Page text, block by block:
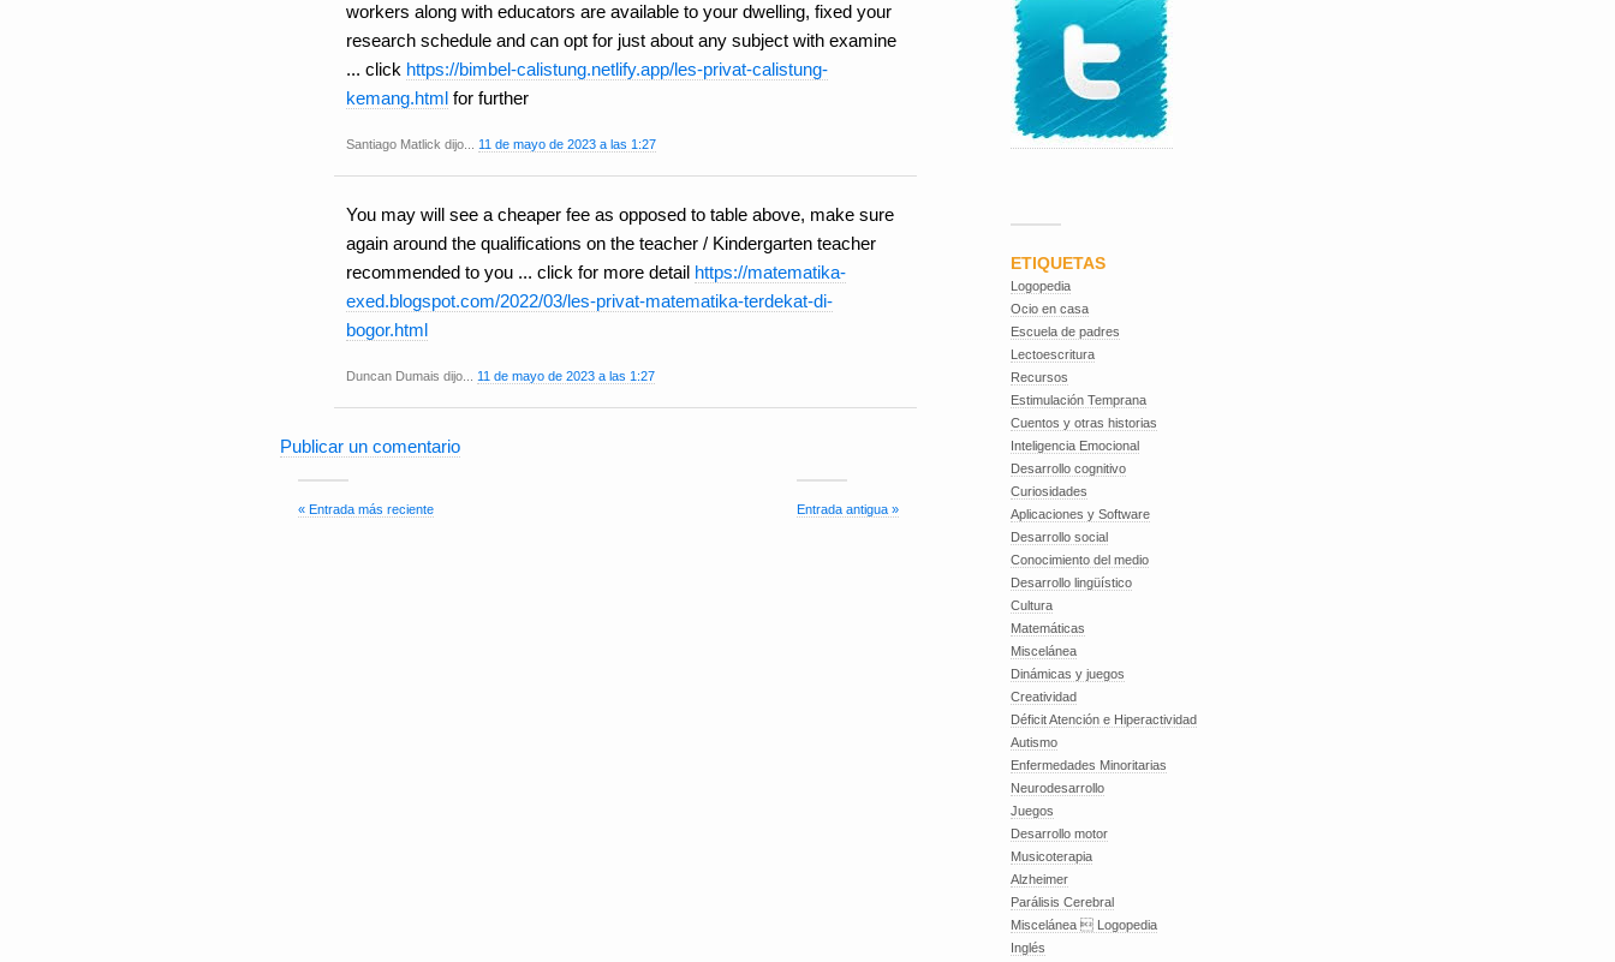
workers along with educators are available to your dwelling, fixed your
research schedule and can opt for just about any subject with examine
... click https://bimbel-calistung.netlify.app/les-privat-calistung-
kemang.html for further
Santiago Matlick dijo... 11 de mayo de 2023 a las 1:27
You may will see a cheaper fee as opposed to table above, make sure
again around the qualifications on the teacher / Kindergarten teacher
recommended to you ... click for more detail https://matematika-
exed.blogspot.com/2022/03/les-privat-matematika-terdekat-di-
bogor.html
Duncan Dumais dijo... 11 de mayo de 2023 a las 1:27
Publicar un comentario
« Entrada más reciente Entrada antigua »
ETIQUETAS
Logopedia
Ocio en casa
Escuela de padres
Lectoescritura
Recursos
Estimulación Temprana
Cuentos y otras historias
Inteligencia Emocional
Desarrollo cognitivo
Curiosidades
Aplicaciones y Software
Desarrollo social
Conocimiento del medio
Desarrollo lingüístico
Cultura
Matemáticas
Miscelánea
Dinámicas y juegos
Creatividad
Déficit Atención e Hiperactividad
Autismo
Enfermedades Minoritarias
Neurodesarrollo
Juegos
Desarrollo motor
Musicoterapia
Alzheimer
Parálisis Cerebral
Miscelánea  Logopedia
Inglés